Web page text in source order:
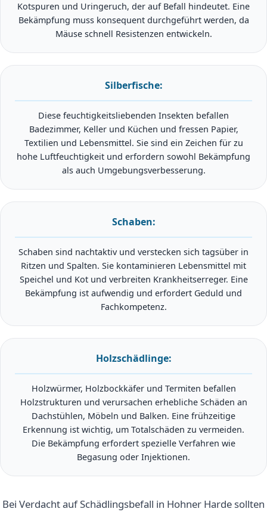
Kotspuren und Uringeruch, der auf Befall hindeutet. Eine
Bekämpfung muss konsequent durchgeführt werden, da
Mäuse schnell Resistenzen entwickeln.
Silberfische:
Diese feuchtigkeitsliebenden Insekten befallen
Badezimmer, Keller und Küchen und fressen Papier,
Textilien und Lebensmittel. Sie sind ein Zeichen für zu
hohe Luftfeuchtigkeit und erfordern sowohl Bekämpfung
als auch Umgebungsverbesserung.
Schaben:
Schaben sind nachtaktiv und verstecken sich tagsüber in
Ritzen und Spalten. Sie kontaminieren Lebensmittel mit
Speichel und Kot und verbreiten Krankheitserreger. Eine
Bekämpfung ist aufwendig und erfordert Geduld und
Fachkompetenz.
Holzschädlinge:
Holzwürmer, Holzbockkäfer und Termiten befallen
Holzstrukturen und verursachen erhebliche Schäden an
Dachstühlen, Möbeln und Balken. Eine frühzeitige
Erkennung ist wichtig, um Totalschäden zu vermeiden.
Die Bekämpfung erfordert spezielle Verfahren wie
Begasung oder Injektionen.
Bei Verdacht auf Schädlingsbefall in Hohner Harde sollten